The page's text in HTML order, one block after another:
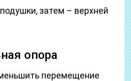
затем – верхней
опора
перемещение